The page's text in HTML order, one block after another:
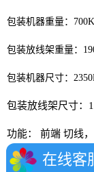
包装机器重量：
包装放线架重量：
包装机器尺寸：
包装放线架尺寸：
功能： 前端 切线
后端 切线，剥皮
在线客